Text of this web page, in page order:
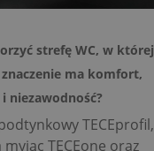
strefę WC, w której
ma komfort,
niezawodność?
TECEprofil,
TECEone oraz